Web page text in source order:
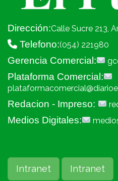
Dirección:Calle Sucre 213,
Telefono:(054) 221980
Gerencia Comercial:
Plataforma Comercial:
Redacion - Impreso:
Medios Digitales:
Intranet Intranet